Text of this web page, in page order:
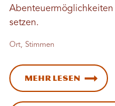
Abenteuermöglichkeiten
setzen.
Ort, Stimmen
Mehr lesen